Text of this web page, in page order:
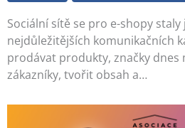
Sociální sítě se pro e-shopy staly
nejdůležitějších komunikačních
prodávat produkty, značky dnes
zákazníky, tvořit obsah a…